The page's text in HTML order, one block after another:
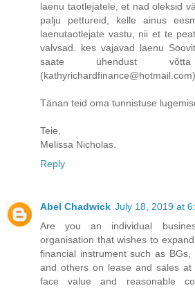
laenu taotlejatele, et nad oleksid
palju pettureid, kelle ainus
laenutaotlejate vastu, nii et te
valvsad. kes vajavad laenu
saate ühendust
(kathyrichardfinance@hotmail.com)
Tänan teid oma tunnistuse
Teie,
Melissa Nicholas.
Reply
Abel Chadwick July 18, 2019 at
Are you an individual
organisation that wishes to
financial instrument such as BGs,
and others on lease and sales
face value and reasonable